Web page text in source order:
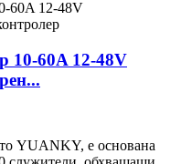
10-60A 12-48V
YUANKY, е основана